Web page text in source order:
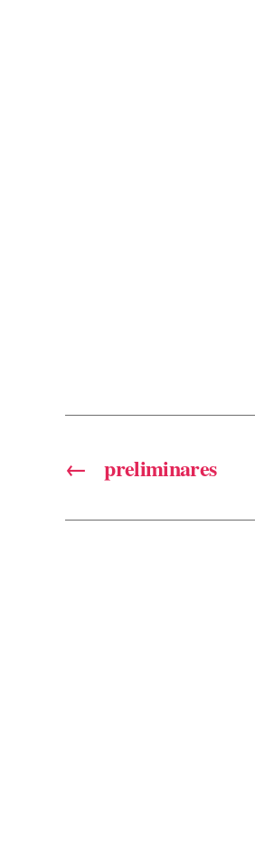
← preliminares